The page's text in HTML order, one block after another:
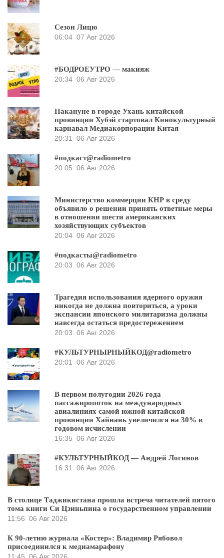
Сезон Лицю
06:04 07 Авг 2026
#БОДРОЕУТРО — макияж
20:34 06 Авг 2026
Накануне в городе Ухань китайской
провинции Хубэй стартовал Кинокультурный
карнавал Медиакорпорации Китая
20:31
06 Авг 2026
#подкаст@radiometro
20:05 06 Авг 2026
Министерство коммерции КНР в среду
объявило о решении принять ответные меры
в отношении шести американских
хозяйствующих субъектов
20:04 06 Авг 2026
#подкасты@radiometro
20:03 06 Авг 2026
Трагедия использования ядерного оружия
никогда не должна повториться, а уроки
экспансии японского милитаризма должны
навсегда остаться предостережением
20:03 06 Авг 2026
#КУЛЬТУРНЫРНЫЙКОД@radiometro
20:01
06 Авг 2026
В первом полугодии 2026 года
пассажиропоток на международных
авиалиниях самой южной китайской
провинции Хайнань увеличился на 30% в
годовом исчислении
16:35 06 Авг 2026
#КУЛЬТУРНЫЙКОД — Андрей Логинов
16:31
06 Авг 2026
В столице Таджикистана прошла встреча читателей пятого
тома книги Си Цзиньпина о государственном управлении
11:56 06 Авг 2026
К 90-летию журнала «Костер»: Владимир Рябовол
присоединился к медиамарафону